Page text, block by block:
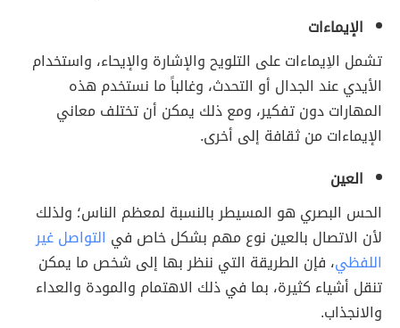
الإيماءات
تشمل الاِيماءات على التلويح والإشارة والإيحاء، واستخدام
الأيدي عند الجدال أو التحدث، وغالباً ما نستخدم هذه
المهارات دون تفكير، ومع ذلك يمكن أن تختلف معاني
الإيماءات من ثقافة إلى أخرى.
العين
الحس البصري هو المسيطر بالنسبة لمعظم الناس؛ ولذلك
لأن الاتصال بالعين نوع مهم بشكل خاص في التواصل غير
اللفظي، فإن الطريقة التي ننظر بها إلى شخص ما يمكن
تنقل أشياء كثيرة، بما في ذلك الاهتمام والمودة والعداء
والانجذاب.